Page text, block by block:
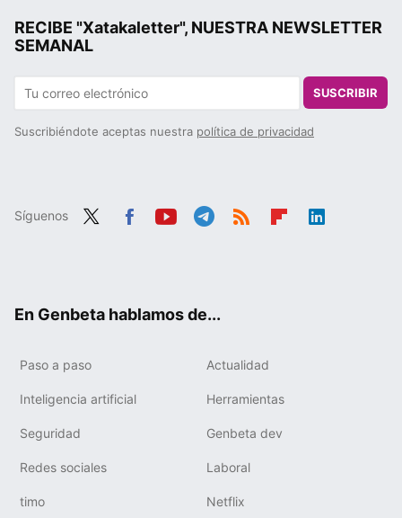
RECIBE "Xatakaletter", NUESTRA NEWSLETTER
SEMANAL
SUSCRIBIR
Suscribiéndote aceptas nuestra política de privacidad
Síguenos
En Genbeta hablamos de...
Paso a paso Actualidad
Inteligencia artificial Herramientas
Seguridad Genbeta dev
Redes sociales Laboral
timo Netflix